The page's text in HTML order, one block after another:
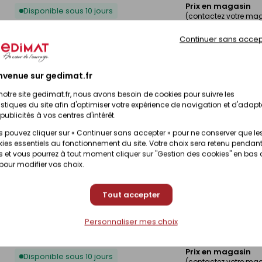
sur gedimat.fr
site gedimat.fr, nous avons besoin de cookies pour suivre les
du site afin d'optimiser votre expérience de navigation et
à vos centres d'intérêt.
pouvez cliquer sur « Continuer sans accepter » pour ne conserver que
essentiels au fonctionnement du site. Votre choix sera retenu pendant
et vous pourrez à tout moment cliquer sur "Gestion des cookies" en bas
modifier vos choix.
Tout accepter
Continuer sans
Personnaliser mes choix
Disponible sous 10 jours Prix en magasin
(contactez votre
Disponible sous 10 jours Prix en magasin
Disponible sous 10 jours (contactez votre
Disponible sous 10 jours Prix en magasin
(contactez votre
Disponible sous 10 jours Prix en magasin